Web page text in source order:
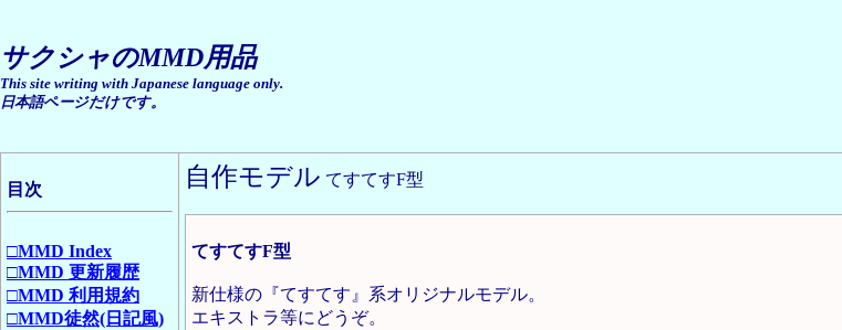
サクシャのMMD用品
This site writing with Japanese language only.
日本語ページだけです。
目次
□MMD Index
□MMD 更新履歴
□MMD 利用規約
□MMD徒然(日記風)
自作モデル てすてすF型
てすてすF型
新仕様の『てすてす』系オリジナルモデル。
エキストラ等にどうぞ。